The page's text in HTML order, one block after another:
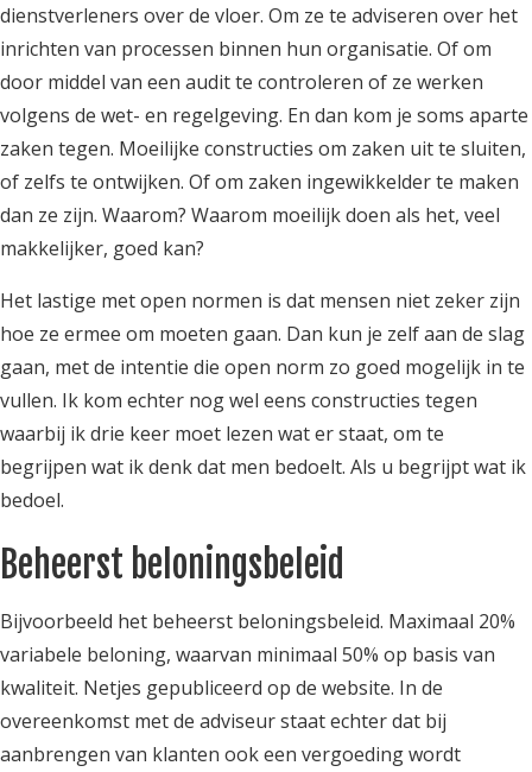
dienstverleners over de vloer. Om ze te adviseren over het
inrichten van processen binnen hun organisatie. Of om
door middel van een audit te controleren of ze werken
volgens de wet- en regelgeving. En dan kom je soms aparte
zaken tegen. Moeilijke constructies om zaken uit te sluiten,
of zelfs te ontwijken. Of om zaken ingewikkelder te maken
dan ze zijn. Waarom? Waarom moeilijk doen als het, veel
makkelijker, goed kan?
Het lastige met open normen is dat mensen niet zeker zijn
hoe ze ermee om moeten gaan. Dan kun je zelf aan de slag
gaan, met de intentie die open norm zo goed mogelijk in te
vullen. Ik kom echter nog wel eens constructies tegen
waarbij ik drie keer moet lezen wat er staat, om te
begrijpen wat ik denk dat men bedoelt. Als u begrijpt wat ik
bedoel.
Beheerst beloningsbeleid
Bijvoorbeeld het beheerst beloningsbeleid. Maximaal 20%
variabele beloning, waarvan minimaal 50% op basis van
kwaliteit. Netjes gepubliceerd op de website. In de
overeenkomst met de adviseur staat echter dat bij
aanbrengen van klanten ook een vergoeding wordt